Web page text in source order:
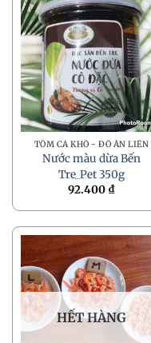
TÔM CÁ KHÔ - ĐỒ ĂN LIỀN
Nước màu dừa Bến
Tre_Pet 350g
92.400 ₫
HẾT HÀNG